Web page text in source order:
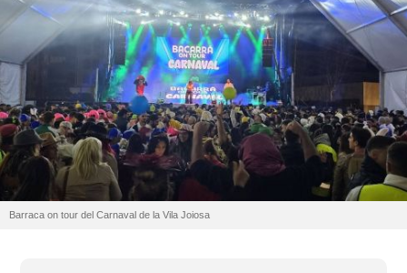
Barraca on tour del Carnaval de la Vila Joiosa